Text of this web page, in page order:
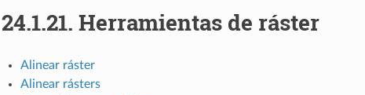
24.1.21. Herramientas de ráster
Alinear ráster
Alinear rásters